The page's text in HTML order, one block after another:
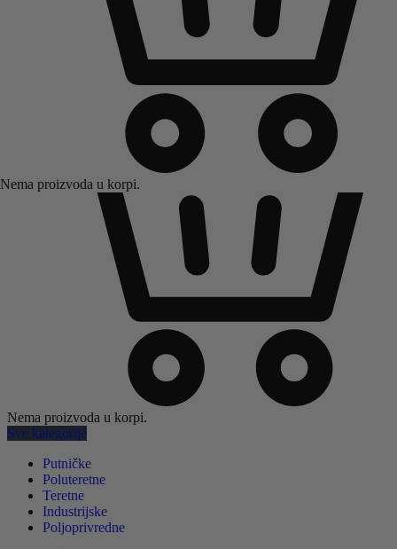
Nema proizvoda u korpi.
Sve kategorije
Putničke
Poluteretne
Teretne
Industrijske
Poljoprivredne
Nema proizvoda u korpi.